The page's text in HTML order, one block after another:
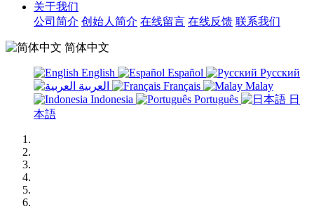
关于我们
公司简介 创始人简介 在线留言 在线反馈 联系我们
简体中文
English Español
Русский
Français
Malay
Indonesia
Português
日
本語